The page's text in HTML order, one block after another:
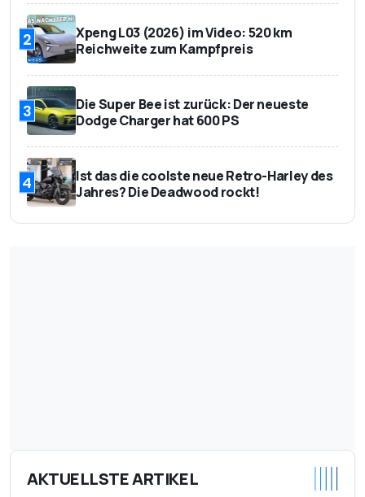
2
Xpeng L03 (2026) im Video: 520 km
Reichweite zum Kampfpreis
3
Die Super Bee ist zurück: Der neueste
Dodge Charger hat 600 PS
4
Ist das die coolste neue Retro-Harley des
Jahres? Die Deadwood rockt!
AKTUELLSTE ARTIKEL